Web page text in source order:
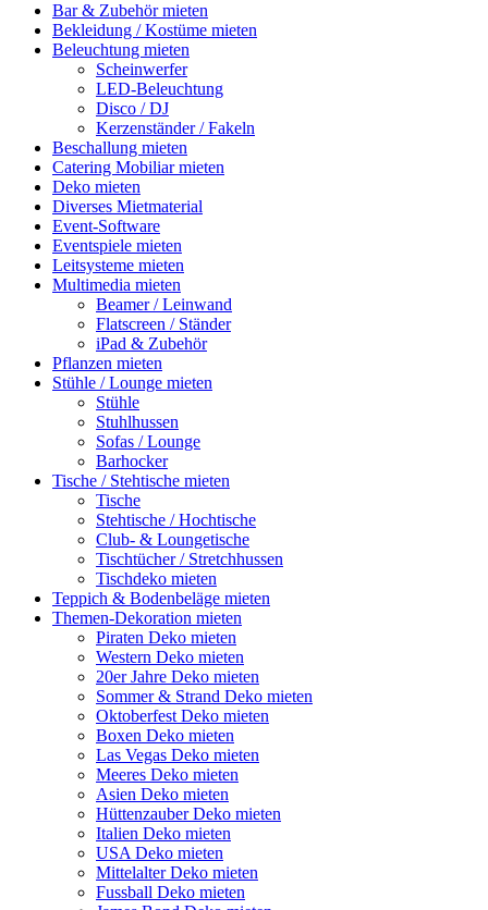
Bar & Zubehör mieten
Bekleidung / Kostüme mieten
Beleuchtung mieten
Scheinwerfer
LED-Beleuchtung
Disco / DJ
Kerzenständer / Fakeln
Beschallung mieten
Catering Mobiliar mieten
Deko mieten
Diverses Mietmaterial
Event-Software
Eventspiele mieten
Leitsysteme mieten
Multimedia mieten
Beamer / Leinwand
Flatscreen / Ständer
iPad & Zubehör
Pflanzen mieten
Stühle / Lounge mieten
Stühle
Stuhlhussen
Sofas / Lounge
Barhocker
Tische / Stehtische mieten
Tische
Stehtische / Hochtische
Club- & Loungetische
Tischtücher / Stretchhussen
Tischdeko mieten
Teppich & Bodenbeläge mieten
Themen-Dekoration mieten
Piraten Deko mieten
Western Deko mieten
20er Jahre Deko mieten
Sommer & Strand Deko mieten
Oktoberfest Deko mieten
Boxen Deko mieten
Las Vegas Deko mieten
Meeres Deko mieten
Asien Deko mieten
Hüttenzauber Deko mieten
Italien Deko mieten
USA Deko mieten
Mittelalter Deko mieten
Fussball Deko mieten